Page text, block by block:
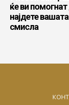
ќе ви помогнат
најдете
смисла